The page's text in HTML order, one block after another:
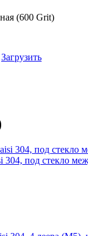
(600 Grit)
Загрузить
под стекло